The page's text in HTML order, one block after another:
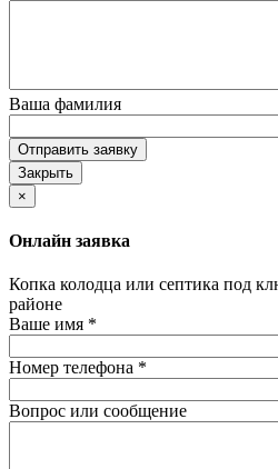
Ваша фамилия
Отправить заявку
Закрыть
×
Онлайн заявка
Копка колодца или септика под
районе
Ваше имя *
Номер телефона *
Вопрос или сообщение